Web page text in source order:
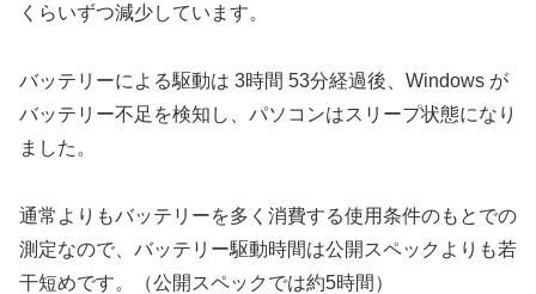
くらいずつ減少しています。
バッテリーによる駆動は 3時間 53分経過後、Windows が
バッテリー不足を検知し、パソコンはスリープ状態になり
ました。
通常よりもバッテリーを多く消費する使用条件のもとでの
測定なので、バッテリー駆動時間は公開スペックよりも若
干短めです。（公開スペックでは約5時間）